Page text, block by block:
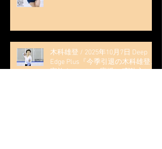
木科雄登 / 2025年10月7日 Deep
Edge Plus『今季引退の木科雄登、
家族やファンの応援に感謝 心に響